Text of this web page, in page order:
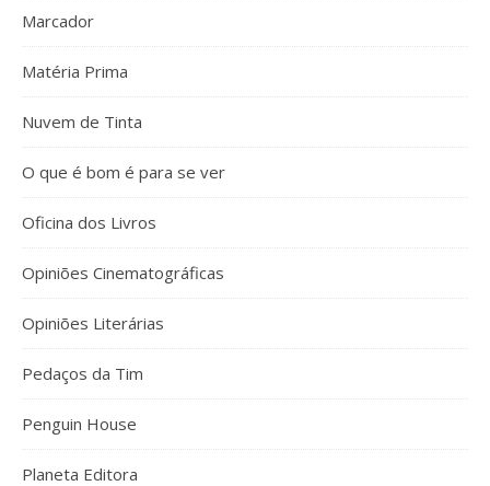
Marcador
Matéria Prima
Nuvem de Tinta
O que é bom é para se ver
Oficina dos Livros
Opiniões Cinematográficas
Opiniões Literárias
Pedaços da Tim
Penguin House
Planeta Editora